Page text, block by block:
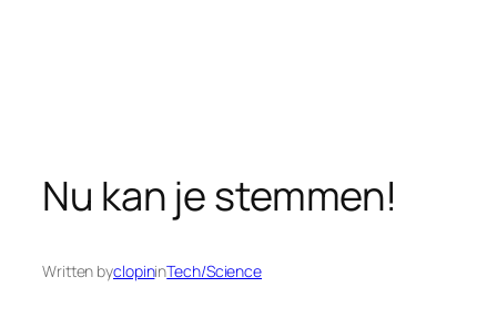
Nu kan je stemmen!
Written byclopininTech/Science